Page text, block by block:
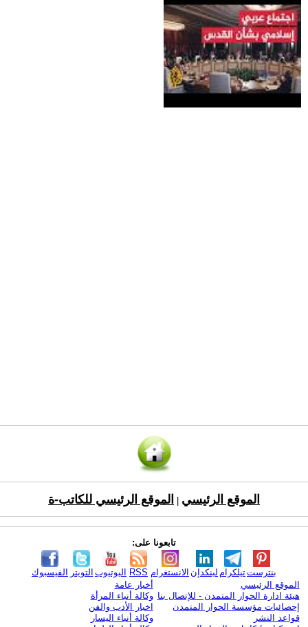
الموقع الرئيسي الموقع الرئيسي للكاتب-ة
تابعونا على:
الفيسبوك التويتر اليوتيوب RSS الانستغرام لينكدإن تيلكرامبنترست
الموقع الرئيسي
هيئة ادارة الحوار المتمدن - للإتصال بنا
إحصائيات مؤسسة الحوار المتمدن
قواعد النشر
أخبار عامة
وكالة أنباء المرأة
اخبار الأدب والفن
وكالة أنباء اليسار